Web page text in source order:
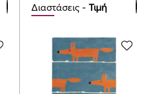
Διαστάσεις -Τιμή
1300.00€